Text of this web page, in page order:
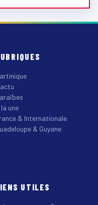
la une
& Internationale
& Guyane
UTILES